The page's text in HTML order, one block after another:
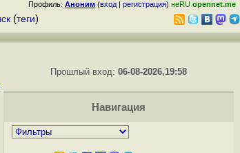
Профиль: Аноним (вход | регистрация) неRU opennet.me
(теги)
Прошлый вход:06-08-2026,19:58
Навигация